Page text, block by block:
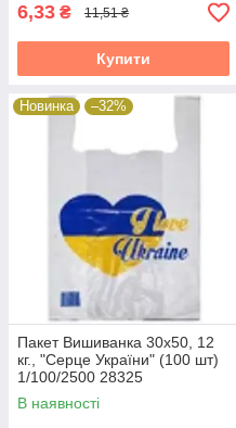
6,33 ₴ 11,51 ₴
Купити
Новинка –32%
Пакет Вишиванка 30х50, 12
кг., "Серце України" (100 шт)
1/100/2500 28325
В наявності